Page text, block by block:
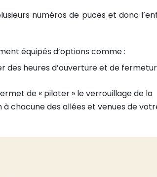
numéros de puces et donc
équipés d’options comme :
des heures d’ouverture et de
de « piloter » le verrouillage de la
chacune des allées et venues de